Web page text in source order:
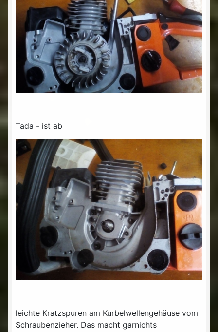
Tada - ist ab
leichte Kratzspuren am Kurbelwellengehäuse vom
Schraubenzieher. Das macht garnichts